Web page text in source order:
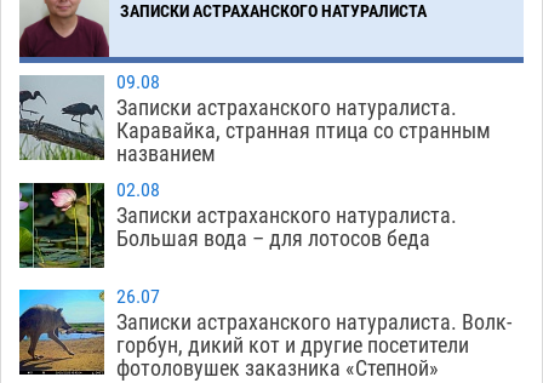
ЗАПИСКИ АСТРАХАНСКОГО НАТУРАЛИСТА
09.08
Записки астраханского натуралиста.
Каравайка, странная птица со странным
названием
02.08
Записки астраханского натуралиста.
Большая вода – для лотосов беда
26.07
Записки астраханского натуралиста. Волк-
горбун, дикий кот и другие посетители
фотоловушек заказника «Степной»